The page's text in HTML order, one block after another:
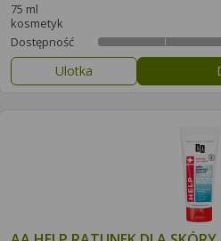
75 ml
kosmetyk
Dostępność
Ulotka